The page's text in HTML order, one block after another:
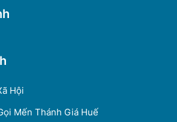
Hội
Mến Thánh Giá Huế